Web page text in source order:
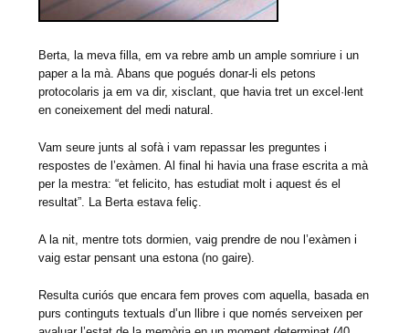
Berta, la meva filla, em va rebre amb un ample somriure i un
paper a la mà. Abans que pogués donar-li els petons
protocolaris ja em va dir, xisclant, que havia tret un excel·lent
en coneixement del medi natural.
Vam seure junts al sofà i vam repassar les preguntes i
respostes de l’exàmen. Al final hi havia una frase escrita a mà
per la mestra: “et felicito, has estudiat molt i aquest és el
resultat”. La Berta estava feliç.
A la nit, mentre tots dormien, vaig prendre de nou l’exàmen i
vaig estar pensant una estona (no gaire).
Resulta curiós que encara fem proves com aquella, basada en
purs continguts textuals d’un llibre i que només serveixen per